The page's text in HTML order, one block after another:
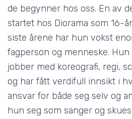
de begynner hos oss. En av
startet hos Diorama som 16-
siste årene har hun vokst
fagperson og menneske.
jobber med koreografi, regi,
og har fått verdifull innsikt i
ansvar for både seg selv og
hun seg som sanger og